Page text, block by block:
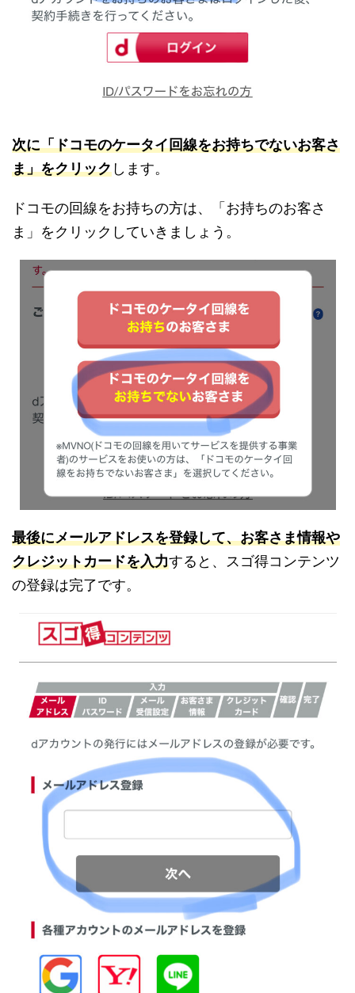
次に「ドコモのケータイ回線をお持ちでないお客さ
ま」をクリックします。
ドコモの回線をお持ちの方は、「お持ちのお客さ
ま」をクリックしていきましょう。
最後にメールアドレスを登録して、お客さま情報や
クレジットカードを入力すると、スゴ得コンテンツ
の登録は完了です。